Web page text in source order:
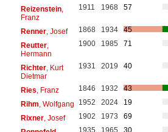
Reizenstein,
Franz
1911 1968 57
Renner, Josef 1868 1934
45
Reutter,
Hermann
1900 1985 71
Richter, Kurt
Dietmar
1931 2019 40
Ries , Franz 1846 1932
43
Rihm , Wolfgang 1952 2024
19
Rixner, Josef 1902 1973
69
1935 1965 30